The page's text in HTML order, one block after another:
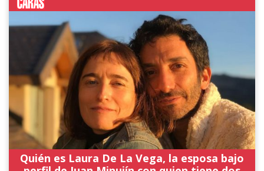
Quién es Laura De La Vega, la esposa bajo